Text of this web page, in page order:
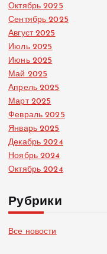
Октябрь 2025
Сентябрь 2025
Август 2025
Июль 2025
Июнь 2025
Май 2025
Апрель 2025
Март 2025
Февраль 2025
Январь 2025
Декабрь 2024
Ноябрь 2024
Октябрь 2024
Рубрики
Все новости